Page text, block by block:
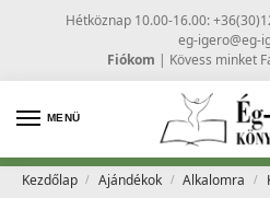
Hétköznap 10.00-16.00:
eg-igero@eg-
Fiókom | Kövess minket
MENÜ
Kezdőlap / Ajándékok / Alkalomra /